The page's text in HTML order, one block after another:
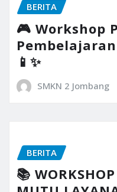
BERITA
🎮 Workshop
📱✨
SMKN 2 Jombang
BERITA
📚